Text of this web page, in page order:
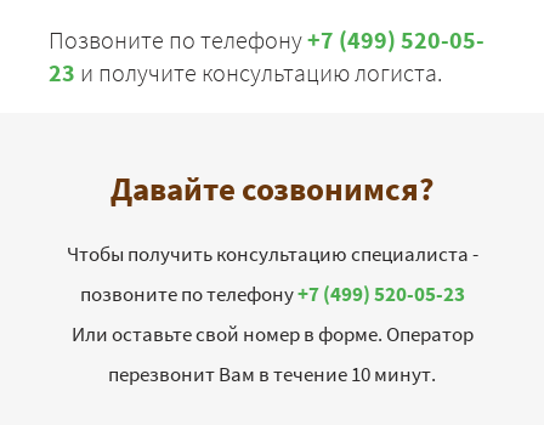
Позвоните по телефону+7 (499) 520-05-
23 и получите консультацию логиста.
Давайте созвонимся?
Чтобы получить консультацию специалиста -
позвоните по телефону+7 (499) 520-05-23
Или оставьте свой номер в форме. Оператор
перезвонит Вам в течение 10 минут.